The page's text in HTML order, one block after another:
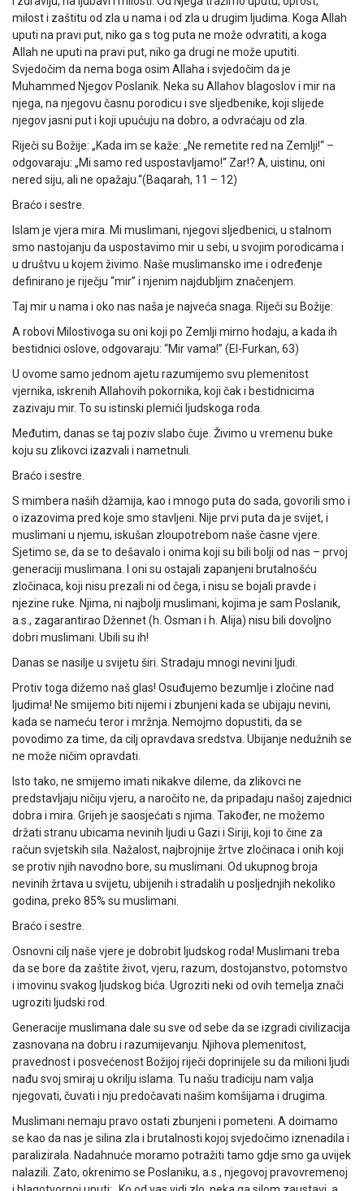
milost i zaštitu od zla u nama i od zla u drugim ljudima. Koga Allah
uputi na pravi put, niko ga s tog puta ne može odvratiti, a koga
Allah ne uputi na pravi put, niko ga drugi ne može uputiti.
Svjedočim da nema boga osim Allaha i svjedočim da je
Muhammed Njegov Poslanik. Neka su Allahov blagoslov i mir na
njega, na njegovu časnu porodicu i sve sljedbenike, koji slijede
njegov jasni put i koji upućuju na dobro, a odvraćaju od zla.
Riječi su Božije: „Kada im se kaže: „Ne remetite red na Zemlji!“ –
odgovaraju: „Mi samo red uspostavljamo!“ Zar!? A, uistinu, oni
nered siju, ali ne opažaju.“(Baqarah, 11 – 12)
Braćo i sestre.
Islam je vjera mira. Mi muslimani, njegovi sljedbenici, u stalnom
smo nastojanju da uspostavimo mir u sebi, u svojim porodicama i
u društvu u kojem živimo. Naše muslimansko ime i određenje
definirano je riječju “mir” i njenim najdubljim značenjem.
Taj mir u nama i oko nas naša je najveća snaga. Riječi su Božije:
A robovi Milostivoga su oni koji po Zemlji mirno hodaju, a kada ih
bestidnici oslove, odgovaraju: “Mir vama!” (El-Furkan, 63)
U ovome samo jednom ajetu razumijemo svu plemenitost
vjernika, iskrenih Allahovih pokornika, koji čak i bestidnicima
zazivaju mir. To su istinski plemići ljudskoga roda.
Međutim, danas se taj poziv slabo čuje. Živimo u vremenu buke
koju su zlikovci izazvali i nametnuli.
Braćo i sestre.
S mimbera naših džamija, kao i mnogo puta do sada, govorili smo i
o izazovima pred koje smo stavljeni. Nije prvi puta da je svijet, i
muslimani u njemu, iskušan zloupotrebom naše časne vjere.
Sjetimo se, da se to dešavalo i onima koji su bili bolji od nas – prvoj
generaciji muslimana. I oni su ostajali zapanjeni brutalnošću
zločinaca, koji nisu prezali ni od čega, i nisu se bojali pravde i
njezine ruke. Njima, ni najbolji muslimani, kojima je sam Poslanik,
a.s., zagarantirao Džennet (h. Osman i h. Alija) nisu bili dovoljno
dobri muslimani. Ubili su ih!
Danas se nasilje u svijetu širi. Stradaju mnogi nevini ljudi.
Protiv toga dižemo naš glas! Osuđujemo bezumlje i zločine nad
ljudima! Ne smijemo biti nijemi i zbunjeni kada se ubijaju nevini,
kada se nameću teror i mržnja. Nemojmo dopustiti, da se
povodimo za time, da cilj opravdava sredstva. Ubijanje nedužnih se
ne može ničim opravdati.
Isto tako, ne smijemo imati nikakve dileme, da zlikovci ne
predstavljaju ničiju vjeru, a naročito ne, da pripadaju našoj zajednici
dobra i mira. Grijeh je saosjećati s njima. Također, ne možemo
držati stranu ubicama nevinih ljudi u Gazi i Siriji, koji to čine za
račun svjetskih sila. Nažalost, najbrojnije žrtve zločinaca i onih koji
se protiv njih navodno bore, su muslimani. Od ukupnog broja
nevinih žrtava u svijetu, ubijenih i stradalih u posljednjih nekoliko
godina, preko 85% su muslimani.
Braćo i sestre.
Osnovni cilj naše vjere je dobrobit ljudskog roda! Muslimani treba
da se bore da zaštite život, vjeru, razum, dostojanstvo, potomstvo
i imovinu svakog ljudskog bića. Ugroziti neki od ovih temelja znači
ugroziti ljudski rod.
Generacije muslimana dale su sve od sebe da se izgradi civilizacija
zasnovana na dobru i razumijevanju. Njihova plemenitost,
pravednost i posvećenost Božijoj riječi doprinijele su da milioni ljudi
nađu svoj smiraj u okrilju islama. Tu našu tradiciju nam valja
njegovati, čuvati i nju predočavati našim komšijama i drugima.
Muslimani nemaju pravo ostati zbunjeni i pometeni. A doimamo
se kao da nas je silina zla i brutalnosti kojoj svjedočimo iznenadila i
paralizirala. Nadahnuće moramo potražiti tamo gdje smo ga uvijek
nalazili. Zato, okrenimo se Poslaniku, a.s., njegovoj pravovremenoj